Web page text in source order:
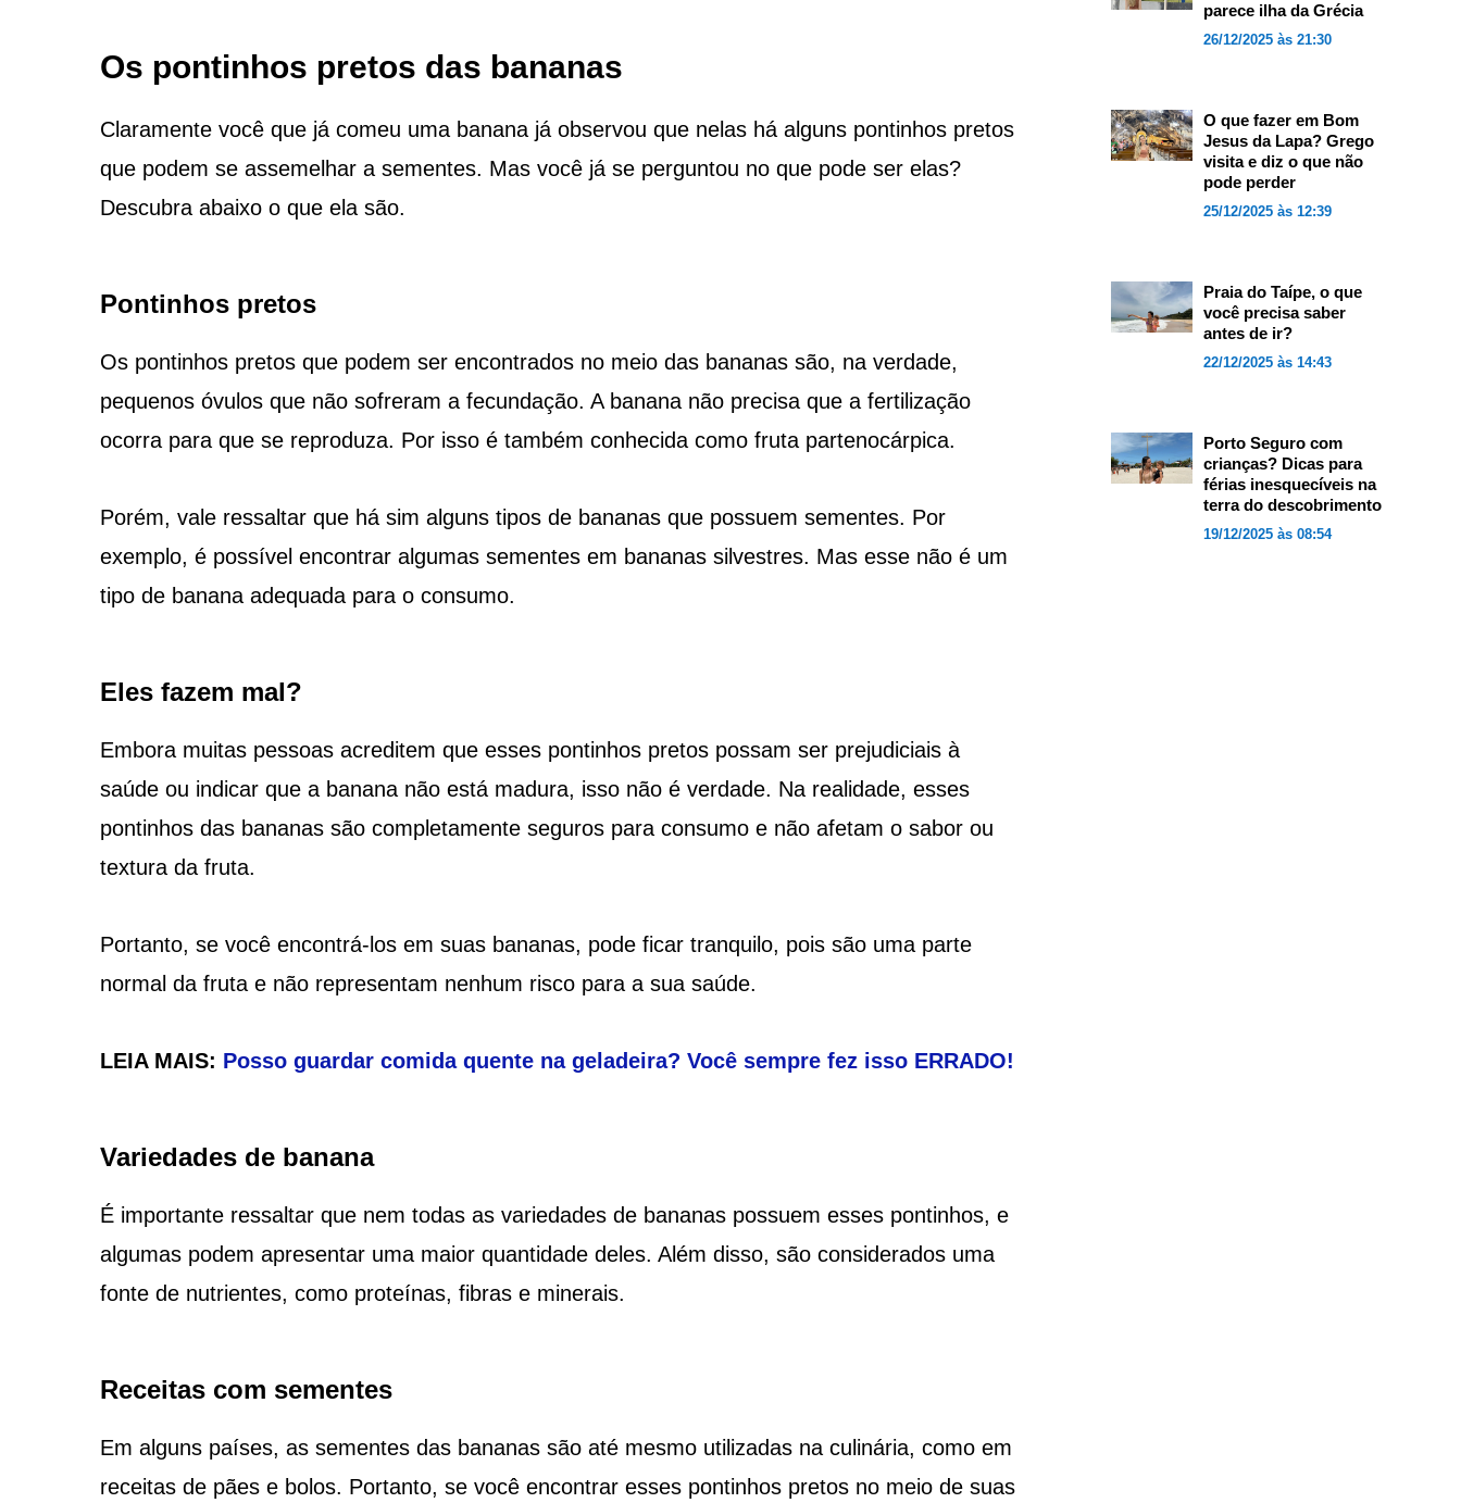
Os pontinhos pretos das bananas
Claramente você que já comeu uma banana já observou que nelas há alguns pontinhos pretos
que podem se assemelhar a sementes. Mas você já se perguntou no que pode ser elas?
Descubra abaixo o que ela são.
Pontinhos pretos
Os pontinhos pretos que podem ser encontrados no meio das bananas são, na verdade,
pequenos óvulos que não sofreram a fecundação. A banana não precisa que a fertilização
ocorra para que se reproduza. Por isso é também conhecida como fruta partenocárpica.
Porém, vale ressaltar que há sim alguns tipos de bananas que possuem sementes. Por
exemplo, é possível encontrar algumas sementes em bananas silvestres. Mas esse não é um
tipo de banana adequada para o consumo.
Eles fazem mal?
Embora muitas pessoas acreditem que esses pontinhos pretos possam ser prejudiciais à
saúde ou indicar que a banana não está madura, isso não é verdade. Na realidade, esses
pontinhos das bananas são completamente seguros para consumo e não afetam o sabor ou
textura da fruta.
Portanto, se você encontrá-los em suas bananas, pode ficar tranquilo, pois são uma parte
normal da fruta e não representam nenhum risco para a sua saúde.
LEIA MAIS: Posso guardar comida quente na geladeira? Você sempre fez isso ERRADO!
Variedades de banana
É importante ressaltar que nem todas as variedades de bananas possuem esses pontinhos, e
algumas podem apresentar uma maior quantidade deles. Além disso, são considerados uma
fonte de nutrientes, como proteínas, fibras e minerais.
Receitas com sementes
Em alguns países, as sementes das bananas são até mesmo utilizadas na culinária, como em
receitas de pães e bolos. Portanto, se você encontrar esses pontinhos pretos no meio de suas
parece ilha da Grécia
26/12/2025 às 21:30
O que fazer em Bom
Jesus da Lapa? Grego
visita e diz o que não
pode perder
25/12/2025 às 12:39
Praia do Taípe, o que
você precisa saber
antes de ir?
22/12/2025 às 14:43
Porto Seguro com
crianças? Dicas para
férias inesquecíveis na
terra do descobrimento
19/12/2025 às 08:54